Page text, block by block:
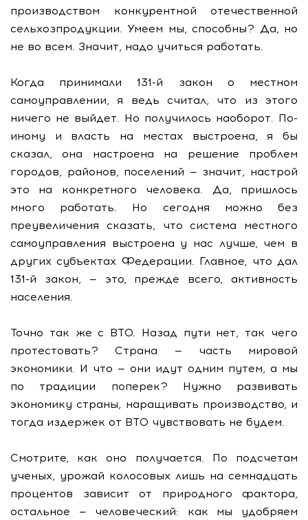
производством конкурентной отечественной
сельхозпродукции. Умеем мы, способны? Да, но
не во всем. Значит, надо учиться работать.
Когда принимали 131-й закон о местном
самоуправлении, я ведь считал, что из этого
ничего не выйдет. Но получилось наоборот. По-
иному и власть на местах выстроена, я бы
сказал, она настроена на решение проблем
городов, районов, поселений — значит, настрой
это на конкретного человека. Да, пришлось
много работать. Но сегодня можно без
преувеличения сказать, что система местного
самоуправления выстроена у нас лучше, чем в
других субъектах Федерации. Главное, что дал
131-й закон, — это, прежде всего, активность
населения.
Точно так же с ВТО. Назад пути нет, так чего
протестовать? Страна — часть мировой
экономики. И что — они идут одним путем, а мы
по традиции поперек? Нужно развивать
экономику страны, наращивать производство, и
тогда издержек от ВТО чувствовать не будем.
Смотрите, как оно получается. По подсчетам
ученых, урожай колосовых лишь на семнадцать
процентов зависит от природного фактора,
остальное — человеческий: как мы удобряем